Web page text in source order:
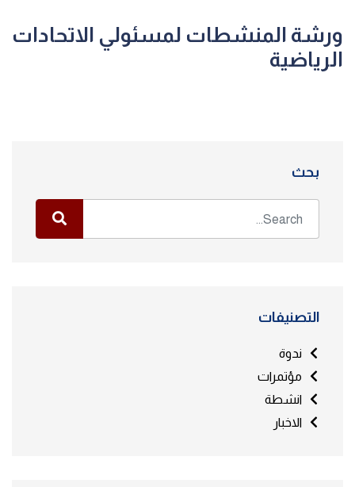
ورشة المنشطات لمسئولي الاتحادات
الرياضية
بحث
التصنيفات
ندوة
مؤتمرات
انشطة
الاخبار